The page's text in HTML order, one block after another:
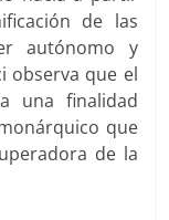
de las
autónomo y
observa que el
una finalidad
que
de la